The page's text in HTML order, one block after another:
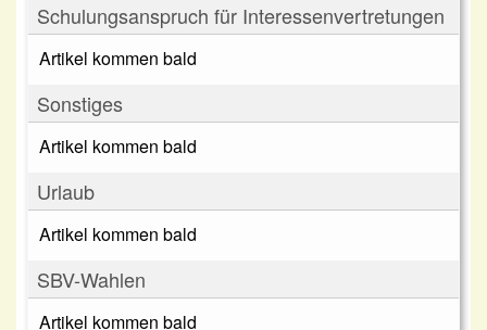
Schulungsanspruch für Interessenvertretungen
Artikel kommen bald
Sonstiges
Artikel kommen bald
Urlaub
Artikel kommen bald
SBV-Wahlen
Artikel kommen bald